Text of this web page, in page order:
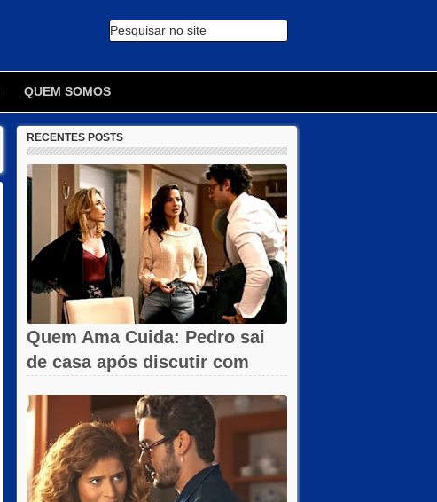
Pesquisar no site
QUEM SOMOS
RECENTES POSTS
Quem Ama Cuida: Pedro sai
de casa após discutir com